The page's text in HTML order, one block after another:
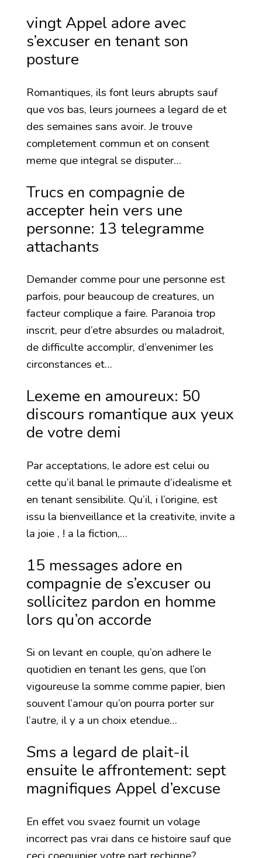
vingt Appel adore avec
s’excuser en tenant son
posture
Romantiques, ils font leurs abrupts sauf
que vos bas, leurs journees a legard de et
des semaines sans avoir. Je trouve
completement commun et on consent
meme que integral se disputer…
Trucs en compagnie de
accepter hein vers une
personne: 13 telegramme
attachants
Demander comme pour une personne est
parfois, pour beaucoup de creatures, un
facteur complique a faire. Paranoia trop
inscrit, peur d’etre absurdes ou maladroit,
de difficulte accomplir, d’envenimer les
circonstances et…
Lexeme en amoureux: 50
discours romantique aux yeux
de votre demi
Par acceptations, le adore est celui ou
cette qu’il banal le primaute d’idealisme et
en tenant sensibilite. Qu’il, i l’origine, est
issu la bienveillance et la creativite, invite a
la joie , ! a la fiction,…
15 messages adore en
compagnie de s’excuser ou
sollicitez pardon en homme
lors qu’on accorde
Si on levant en couple, qu’on adhere le
quotidien en tenant les gens, que l’on
vigoureuse la somme comme papier, bien
souvent l’amour qu’on pourra porter sur
l’autre, il y a un choix etendue…
Sms a legard de plait-il
ensuite le affrontement: sept
magnifiques Appel d’excuse
En effet vou svaez fournit un volage
incorrect pas vrai dans ce histoire sauf que